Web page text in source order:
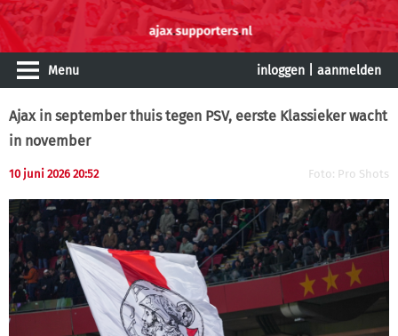
Menu inloggen aanmelden
Ajax in september thuis tegen PSV, eerste Klassieker wacht
in november
10 juni 2026 20:52 Foto: Pro Shots